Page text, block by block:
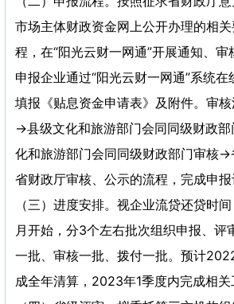
市场主体财政资金网上公开办理的相
程，在“阳光云财一网通”开展通知、审
申报企业通过“阳光云财一网通”系统
填报《贴息资金申请表》及附件。审
→县级文化和旅游部门会同同级财政
化和旅游部门会同同级财政部门审核→
省财政厅审核、公示的流程，完成申报
（三）进度安排。视企业流贷还贷时
月开始，分3个左右批次组织申报、评
一批、审核一批、拨付一批。预计
成全年清算，2023年1季度内完成相关